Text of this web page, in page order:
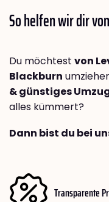
So helfen wir dir
Du möchtest von
Blackburn
& günstiges
alles kümmert?
Dann bist du bei
Transparente